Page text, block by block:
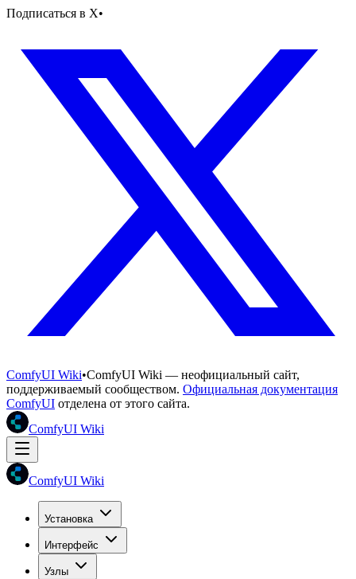
Подписаться в X•
ComfyUI Wiki•ComfyUI Wiki — неофициальный сайт,
поддерживаемый сообществом. Официальная документация
ComfyUI отделена от этого сайта.
ComfyUI Wiki
ComfyUI Wiki
Установка
Интерфейс
Узлы